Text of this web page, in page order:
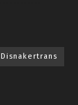
Disnakertrans